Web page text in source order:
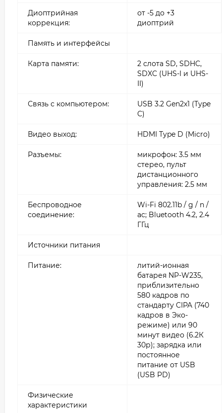
Диоптрийная
коррекция:
от -5 до +3
диоптрий
Память и интерфейсы
Карта памяти:
2 слота SD, SDHC,
SDXC (UHS-I и UHS-
II)
Связь с компьютером:
USB 3.2 Gen2x1 (Type
C)
Видео выход: HDMI Type D (Micro)
Разъемы:
микрофон: 3.5 мм
стерео, пульт
дистанционного
управления: 2.5 мм
Беспроводное
соединение:
Wi-Fi 802.11b / g / n /
ac; Bluetooth 4.2, 2.4
ГГц
Источники питания
Питание:
литий-ионная
батарея NP-W235,
приблизительно
580 кадров по
стандарту CIPA (740
кадров в Эко-
режиме) или 90
минут видео (6.2К
30р); зарядка или
постоянное
питание от USB
(USB PD)
Физические
характеристики